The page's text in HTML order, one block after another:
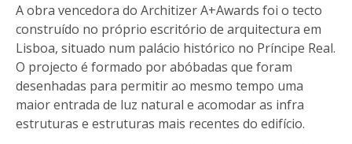
A obra vencedora do Architizer A+Awards foi o tecto
construído no próprio escritório de arquitectura em
Lisboa, situado num palácio histórico no Príncipe Real.
O projecto é formado por abóbadas que foram
desenhadas para permitir ao mesmo tempo uma
maior entrada de luz natural e acomodar as infra
estruturas e estruturas mais recentes do edifício.